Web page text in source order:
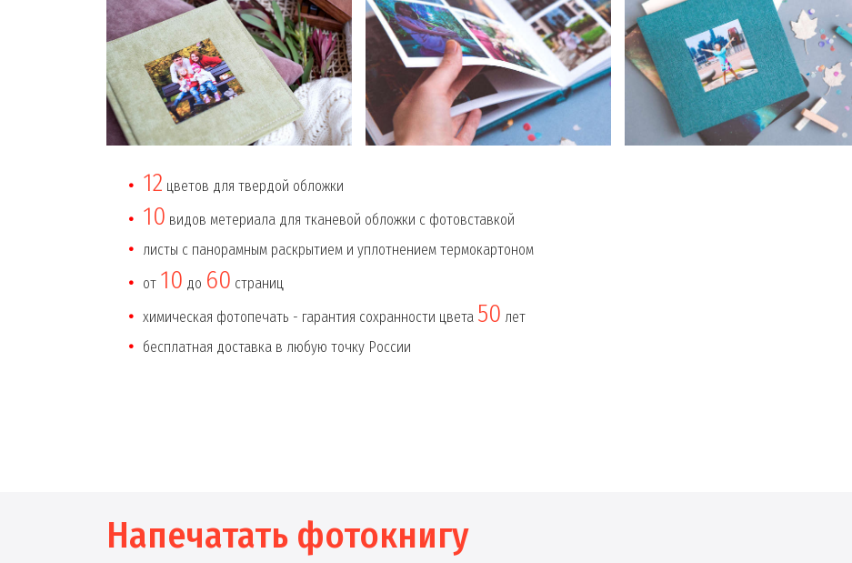
12 цветов для твердой обложки
10 видов метериала для тканевой обложки с фотовставкой
листы с панорамным раскрытием и уплотнением термокартоном
от 10 до 60 страниц
химическая фотопечать - гарантия сохранности цвета 50 лет
бесплатная доставка в любую точку России
Напечатать фотокнигу